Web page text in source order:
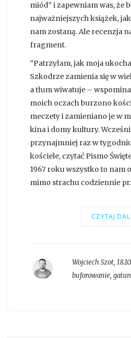
miód” i zapewniam was, że
najważniejszych książek,
nam zostaną. Ale recenzja
fragment.
“Patrzyłam, jak moja
Szkodrze zamienia się w
a tłum wiwatuje –
moich oczach burzono
meczety i zamieniano je w
kina i domy kultury.
przynajmniej raz w
kościele, czytać Pismo
1967 roku wszystko to nam
mimo strachu codziennie
CZYTAJ
Wojciech Szot,
buforowanie,